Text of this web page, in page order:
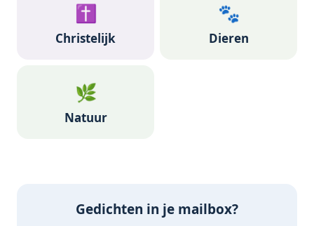
✝️
Christelijk
🐾
Dieren
🌿
Natuur
Gedichten in je mailbox?